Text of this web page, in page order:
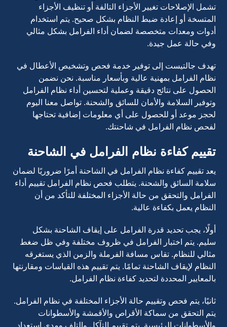
تشمل الإصلاحات تغيير الأجزاء التالفة أو تنظيف الأجزاء
المتسخة أو إعادة ضبط النظام بشكل صحيح. يتم استخدام
أدوات ومعدات متخصصة لضمان أداء الفرامل بشكل مثالي
وفي حالة عمل جيدة.
تهدف جالتيست إلى توفير خدمة فحص وتشخيص الأعطال في
نظام الفرامل بمهنية عالية وبأسعار مناسبة. نحن نضمن
الحصول على نتائج دقيقة وعملية لتحسين أداء نظام الفرامل
وتوفير السلامة والأمان للسائق والشحنة. تواصل معنا اليوم
لحجز موعد أو للحصول على أي معلومات إضافية تحتاجها
لفحص نظام الفرامل في شاحنتك.
تقييم كفاءة نظام الفرامل في الشاحنة
يعد تقييم كفاءة نظام الفرامل في الشاحنة أمرًا ضروريًا لضمان
سلامة السائق والشحنة. يتطلب فحص نظام الفرامل تقييم أداء
الفرامل والتحقق من حالة الأجزاء المختلفة للتأكد من أن
النظام يعمل بكفاءة عالية.
أولًا، يجب تحديد قدرة الفرامل على إيقاف الشاحنة بشكل
سليم. يتم اختبار الفرامل في ظروف مختلفة وفي ظل ضغط
مثالي للنظام. تقاس مسافة الفرملة والزمن الذي يستغرقه
النظام لإيقاف الشاحنة تمامًا. يتم تقييم هذه القياسات ومقارنتها
بالمعايير المحددة لتحديد كفاءة نظام الفرامل.
ثانيًا، يتم فحص وتقييم حالة الأجزاء المختلفة في نظام الفرامل.
يتم التحقق من سماكة الأقراص والأقمشة والأسطوانات